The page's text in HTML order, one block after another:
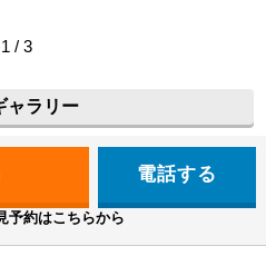
1 / 3
ャラリー
電話する
予約はこちらから